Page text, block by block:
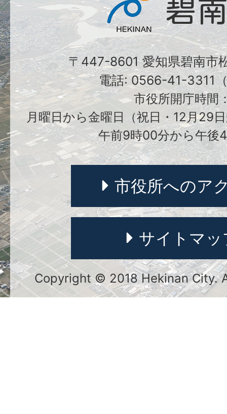
〒447-8601 愛知県碧南市
電話: 0566-41-3311
市役所開庁時間
月曜日から金曜日（祝日・12月29
午前9時00分から午後
市役所へのア
サイトマッ
Copyright © 2018 Hekinan City.